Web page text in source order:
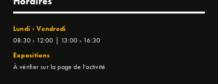
Lundi › Vendredi
08:30 › 12:00 | 13:00 › 16:30
Expositions
À vérifier sur la page de l'activité